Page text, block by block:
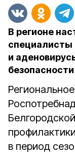
В регионе
специалисты
и
в период